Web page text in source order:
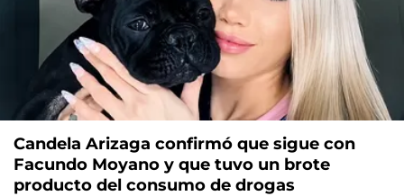
Candela Arizaga confirmó que sigue con
Facundo Moyano y que tuvo un brote
producto del consumo de drogas